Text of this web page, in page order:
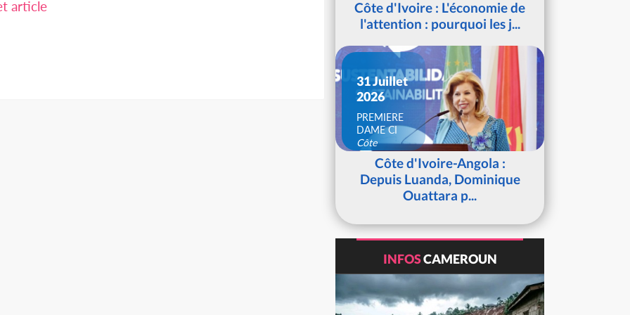
article
Côte d'Ivoire : L'économie de
l'attention : pourquoi les j...
31 Juillet
2026
PREMIERE
DAME CI
Côte
d'IvoireCôte d'Ivoire-Angola :
Depuis Luanda, Dominique
Ouattara p...
INFOSCAMEROUN